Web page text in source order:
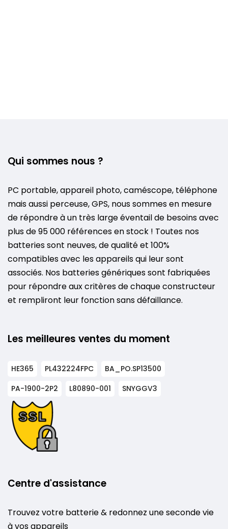
Qui sommes nous ?
PC portable, appareil photo, caméscope, téléphone
mais aussi perceuse, GPS, nous sommes en mesure
de répondre à un très large éventail de besoins avec
plus de 95 000 références en stock ! Toutes nos
batteries sont neuves, de qualité et 100%
compatibles avec les appareils qui leur sont
associés. Nos batteries génériques sont fabriquées
pour répondre aux critères de chaque constructeur
et rempliront leur fonction sans défaillance.
Les meilleures ventes du moment
HE365 PL432224FPC
BA_PO.SP13500
PA-1900-2P2
L80890-001 SNYGGV3
Centre d'assistance
Trouvez votre batterie & redonnez une seconde vie
à vos appareils